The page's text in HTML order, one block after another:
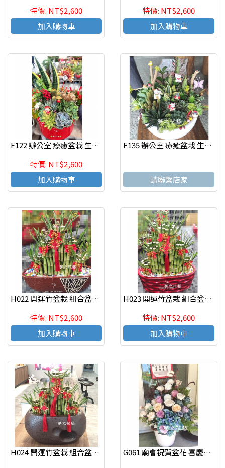
特價: NT$2,600
加入購物車
特價: NT$2,600
加入購物車
F122 辦公室 療癒盆栽 生意興隆 桌上盆栽 多肉植物盆栽 高雄花店
特價: NT$2,600
加入購物車
F135 辦公室 療癒盆栽 生意興隆 桌上盆栽 多肉植物盆栽 高雄花店
請聯繫店家
H022 開運竹盆栽 組合盆栽 新居祝賀盆
特價: NT$2,600
加入購物車
H023 開運竹盆栽 組合盆栽 新居祝賀盆
特價: NT$2,600
加入購物車
H024 開運竹盆栽 組合盆栽 新居祝賀盆
G061 廟會祝賀盆花 喜慶盆花 開幕 會場佈置 喜慶花禮 店面擺飾